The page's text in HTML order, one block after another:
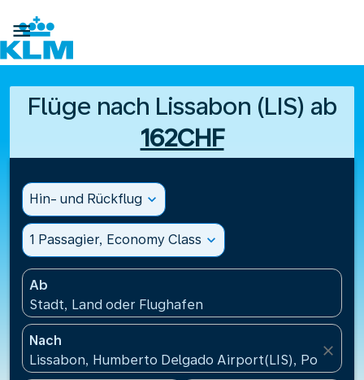

Flüge nach Lissabon (LIS) ab
162CHF
Hin- und Rückflug expand_more
1 Passagier, Economy Class expand_more
Ab
Stadt, Land oder Flughafen
Nach
Lissabon, Humberto Delgado Airport(LIS), Portugal
close